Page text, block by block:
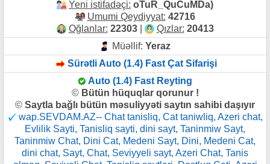
Yeni istifadəçi: oTuR_QuCuMDa)
Umumi Qeydiyyat: 42716
Oğlanlar: 22303| Qızlar: 20413
Müəllif: Yeraz
Sürətli Auto (1.4) Fast Çat Sifarişi
Auto (1.4) Fast Reyting
© Bütün hüquqlar qorunur !
© Saytla bağlı bütün məsuliyyəti saytın sahibi daşıyır
wap.SEVDAM.AZ-- Chat tanisliq, Cat taniwliq, Azeri chat,
Evlilik Sayti, Tanisliq sayti, dini sayt, Taninmiw Sayt,
Taninmiw Chat, Dini Cat, Medeni Sayt, Dini, Medeni Cat,
dini chat, Sayt, Chat, Seviyyeli sayt, Azeri Chat, Tanis